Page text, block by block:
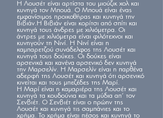
Η Λουσέτ είναι αρτίστα του μιούζικ χολ και
κυνηγά τον Μπουά. Ο Μπουά είναι ένας
εμφανίσιμος προικοθήρας και κυνηγά την
Βιβιάν.Η Βιβιάν είναι κορίτσι από σπίτι και
κυνηγά τους άνδρες με χιλιόμετρα. Οι
άντρες με χιλιόμετρα είναι φιλότεχνοι και
κυνηγούν τη Νινί. Η Νινί είναι η
καμπαρετζού συνάδελφος της Λουσέτ και
κυνηγά τους δούκες. Οι δούκες είναι
αρσενικά και κανένα αρσενικό δεν κυνηγά
την Μαρσελίν. Η Μαρσελίν είναι η παρθένα
αδερφή της Λουσέτ και κυνηγά ότι αρσενικό
κινείται και τους μπεζέδες της Μαρί.
Η Μαρί είναι η καμαριέρα της Λουσέτ και
κυνηγά τα κουδούνια και τα μύδια απ’ τον
Σενβιέτ. Ο Σενβιέτ είναι ο πρώην της
Λουσέτ και κυνηγά τις σαμπάνιες και το
χρήμα. Το χρήμα είναι πέσος και κυνηγά το